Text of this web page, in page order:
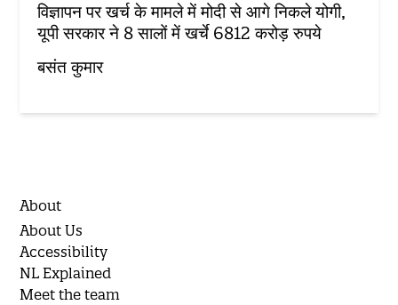
विज्ञापन पर खर्च के मामले में मोदी से आगे निकले योगी,
यूपी सरकार ने 8 सालों में खर्चे 6812 करोड़ रुपये
बसंत कुमार
About
About Us
Accessibility
NL Explained
Meet the team